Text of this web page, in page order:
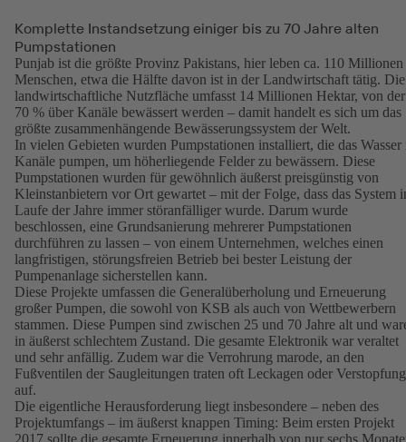
Komplette Instandsetzung einiger bis zu 70 Jahre alten
Pumpstationen
Punjab ist die größte Provinz Pakistans, hier leben ca. 110 Millionen
Menschen, etwa die Hälfte davon ist in der Landwirtschaft tätig. Die
landwirtschaftliche Nutzfläche umfasst 14 Millionen Hektar, von der
70 % über Kanäle bewässert werden – damit handelt es sich um das
größte zusammenhängende Bewässerungssystem der Welt.
In vielen Gebieten wurden Pumpstationen installiert, die das Wasser
Kanäle pumpen, um höherliegende Felder zu bewässern. Diese
Pumpstationen wurden für gewöhnlich äußerst preisgünstig von
Kleinstanbietern vor Ort gewartet – mit der Folge, dass das System
Laufe der Jahre immer störanfälliger wurde. Darum wurde
beschlossen, eine Grundsanierung mehrerer Pumpstationen
durchführen zu lassen – von einem Unternehmen, welches einen
langfristigen, störungsfreien Betrieb bei bester Leistung der
Pumpenanlage sicherstellen kann.
Diese Projekte umfassen die Generalüberholung und Erneuerung
großer Pumpen, die sowohl von KSB als auch von Wettbewerbern
stammen. Diese Pumpen sind zwischen 25 und 70 Jahre alt und
in äußerst schlechtem Zustand. Die gesamte Elektronik war veraltet
und sehr anfällig. Zudem war die Verrohrung marode, an den
Fußventilen der Saugleitungen traten oft Leckagen oder
auf.
Die eigentliche Herausforderung liegt insbesondere – neben des
Projektumfangs – im äußerst knappen Timing: Beim ersten Projekt
2017 sollte die gesamte Erneuerung innerhalb von nur sechs